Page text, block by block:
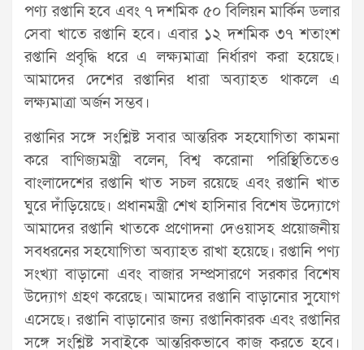
পণ্য রপ্তানি হবে এবং ৭ দশমিক ৫০ বিলিয়ন মার্কিন ডলার
সেবা খাতে রপ্তানি হবে। এবার ১২ দশমিক ৩৭ শতাংশ
রপ্তানি প্রবৃদ্ধি ধরে এ লক্ষ্যমাত্রা নির্ধারণ করা হয়েছে।
আমাদের দেশের রপ্তানির ধারা অব্যাহত থাকলে এ
লক্ষ্যমাত্রা অর্জন সম্ভব।
রপ্তানির সঙ্গে সংশ্লিষ্ট সবার আন্তরিক সহযোগিতা কামনা
করে বাণিজ্যমন্ত্রী বলেন, বিশ্ব করোনা পরিস্থিতিতেও
বাংলাদেশের রপ্তানি খাত সচল রয়েছে এবং রপ্তানি খাত
ঘুরে দাঁড়িয়েছে। প্রধানমন্ত্রী শেখ হাসিনার বিশেষ উদ্যোগে
আমাদের রপ্তানি খাতকে প্রণোদনা দেওয়াসহ প্রয়োজনীয়
সবধরনের সহযোগিতা অব্যাহত রাখা হয়েছে। রপ্তানি পণ্য
সংখ্যা বাড়ানো এবং বাজার সম্প্রসারণে সরকার বিশেষ
উদ্যোগ গ্রহণ করেছে। আমাদের রপ্তানি বাড়ানোর সুযোগ
এসেছে। রপ্তানি বাড়ানোর জন্য রপ্তানিকারক এবং রপ্তানির
সঙ্গে সংশ্লিষ্ট সবাইকে আন্তরিকভাবে কাজ করতে হবে।